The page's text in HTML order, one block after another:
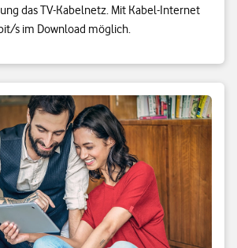
das TV-Kabelnetz. Mit Kabel-Internet
s im Download möglich.